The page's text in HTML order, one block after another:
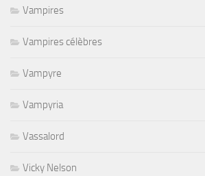
Vampires
Vampires célèbres
Vampyre
Vampyria
Vassalord
Vicky Nelson